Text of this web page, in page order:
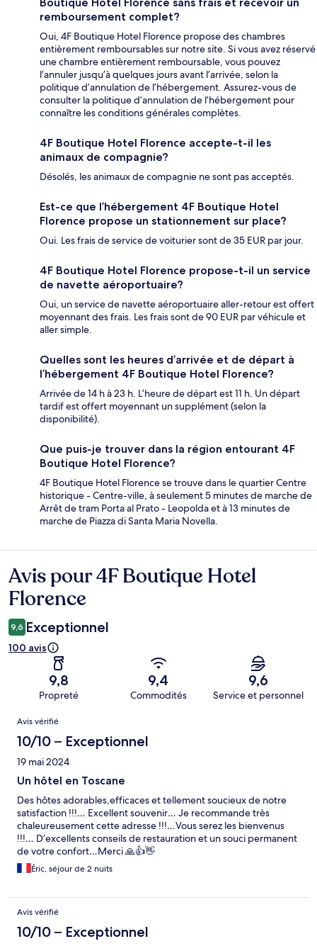
remboursement complet?
Oui, 4F Boutique Hotel Florence propose des chambres
entièrement remboursables sur notre site. Si vous avez réservé
une chambre entièrement remboursable, vous pouvez
l’annuler jusqu’à quelques jours avant l’arrivée, selon la
politique d’annulation de l’hébergement. Assurez-vous de
consulter la politique d’annulation de l’hébergement pour
connaître les conditions générales complètes.
4F Boutique Hotel Florence accepte-t-il les
animaux de compagnie?
Désolés, les animaux de compagnie ne sont pas acceptés.
Est-ce que l’hébergement 4F Boutique Hotel
Florence propose un stationnement sur place?
Oui. Les frais de service de voiturier sont de 35 EUR par jour.
4F Boutique Hotel Florence propose-t-il un service
de navette aéroportuaire?
Oui, un service de navette aéroportuaire aller-retour est offert
moyennant des frais. Les frais sont de 90 EUR par véhicule et
aller simple.
Quelles sont les heures d’arrivée et de départ à
l’hébergement 4F Boutique Hotel Florence?
Arrivée de 14 h à 23 h. L’heure de départ est 11 h. Un départ
tardif est offert moyennant un supplément (selon la
disponibilité).
Que puis-je trouver dans la région entourant 4F
Boutique Hotel Florence?
4F Boutique Hotel Florence se trouve dans le quartier Centre
historique - Centre-ville, à seulement 5 minutes de marche de
Arrêt de tram Porta al Prato - Leopolda et à 13 minutes de
marche de Piazza di Santa Maria Novella.
Avis
Avis pour 4F Boutique Hotel
Florence
9,6 Exceptionnel
100 avis
9,8
Propreté
9,4
Commodités
9,6
Service et personnel
Avis
Avis vérifié
10/10 – Exceptionnel
19 mai 2024
Un hôtel en Toscane
Des hôtes adorables,efficaces et tellement soucieux de notre
satisfaction !!!… Excellent souvenir… Je recommande très
chaleureusement cette adresse !!!…Vous serez les bienvenus
!!!… D’excellents conseils de restauration et un souci permanent
de votre confort…Merci 🙏👍👋
Éric, séjour de 2 nuits
Avis vérifié
10/10 – Exceptionnel